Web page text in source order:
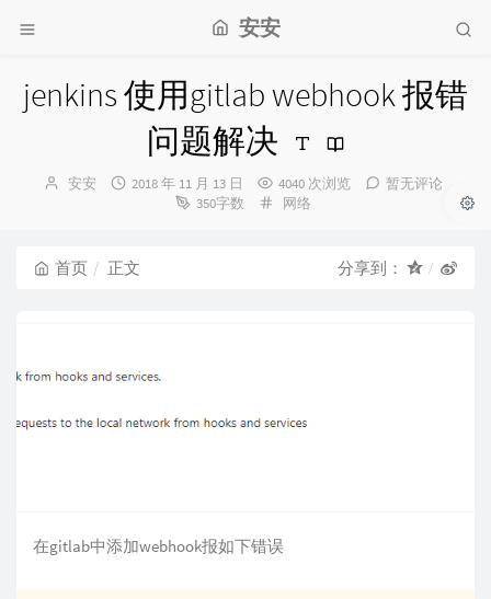
安安
jenkins 使用gitlab webhook 报错
问题解决
博
安安
发
2018 年 11 月 13 日 4040 次浏览
暂无评论
350字数
分
网络
首页 正文 分享到：
在gitlab中添加webhook报如下错误